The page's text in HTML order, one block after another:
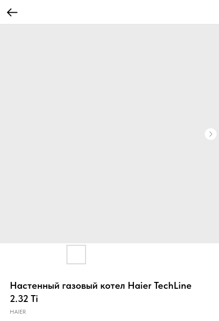
Настенный газовый котел Haier TechLine
2.32 Ti
HAIER